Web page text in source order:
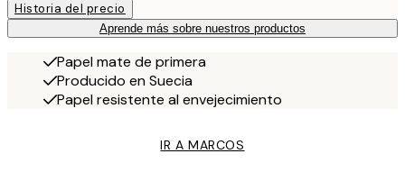
Historia del precio
Aprende más sobre nuestros productos
Papel mate de primera
Producido en Suecia
Papel resistente al envejecimiento
IR A MARCOS